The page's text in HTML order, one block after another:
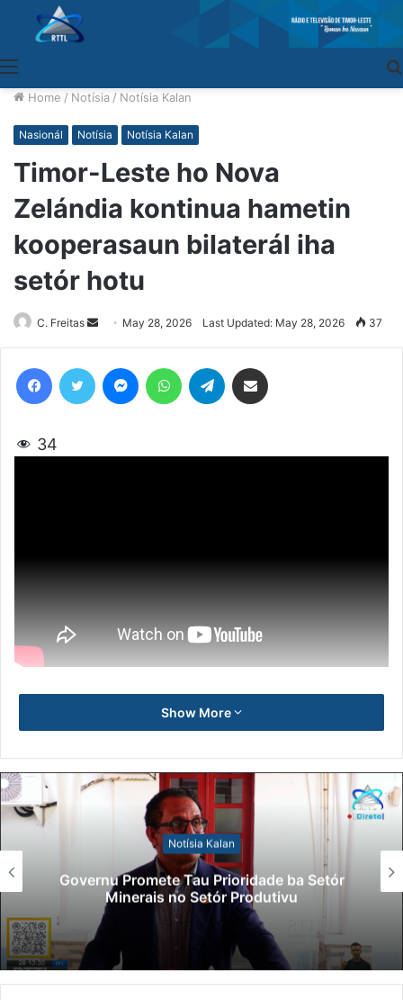
Home / Notísia / Notísia Kalan
Nasionál Notísia Notísia Kalan
Timor-Leste ho Nova
Zelándia kontinua hametin
kooperasaun bilaterál iha
setór hotu
C. Freitas
Send
an
email
May 28, 2026 Last Updated: May 28, 2026 37
34
Show More
Notísia Kalan
Governu Promete Tau Prioridade ba Setór
Minerais no Setór Produtivu